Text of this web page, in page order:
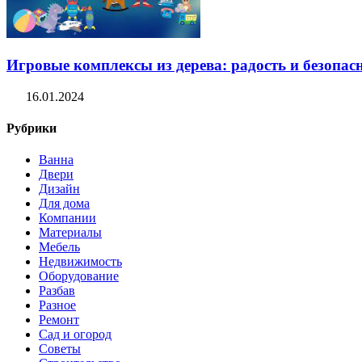
Игровые комплексы из дерева: радость и
16.01.2024
Рубрики
Ванна
Двери
Дизайн
Для дома
Компании
Материалы
Мебель
Недвижимость
Оборудование
Разбав
Разное
Ремонт
Сад и огород
Советы